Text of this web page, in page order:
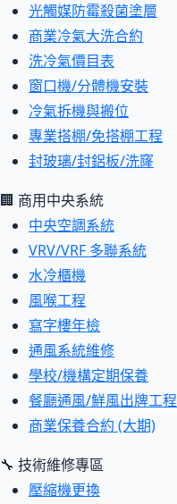
光觸媒防霉殺菌塗層
商業冷氣大洗合約
洗冷氣價目表
窗口機/分體機安裝
冷氣拆機與搬位
專業搭棚/免搭棚工程
封玻璃/封鋁板/洗窿
🏢 商用中央系統
中央空調系統
VRV/VRF 多聯系統
水冷櫃機
風喉工程
寫字樓年檢
通風系統維修
學校/機構定期保養
餐廳通風/鮮風出牌工程
商業保養合約 (大期)
🔧 技術維修專區
壓縮機更換